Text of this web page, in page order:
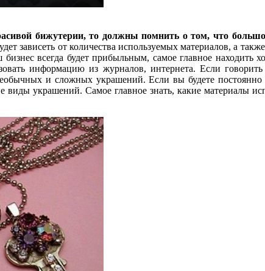
бижутерии, то должны помнить о том, что
зависеть от количества используемых материалов, а
всегда будет прибыльным, самое главное находить
информацию из журналов, интернета. Если
и сложных украшений. Если вы будете
украшений. Самое главное знать, какие материалы